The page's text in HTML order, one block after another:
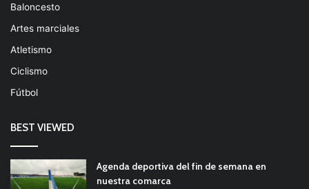
Baloncesto
Artes marciales
Atletismo
Ciclismo
Fútbol
BEST VIEWED
Agenda deportiva del fin de semana en
nuestra comarca